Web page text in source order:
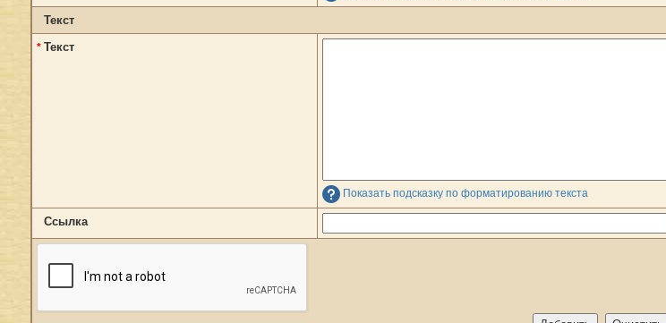
Текст
* Текст
Показать подсказку по форматированию текста
Ссылка